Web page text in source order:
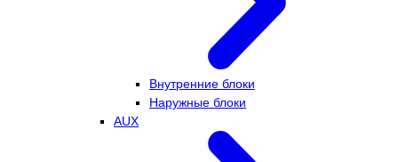
Внутренние блоки
Наружные блоки
AUX